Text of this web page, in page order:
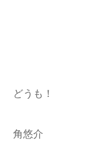
どうも！
角悠介